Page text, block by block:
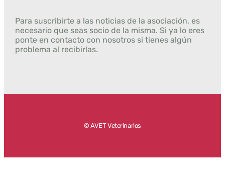
Para suscribirte a las noticias de la asociación, es
necesario que seas socio de la misma. Si ya lo eres
ponte en contacto con nosotros si tienes algún
problema al recibirlas.
© AVET Veterinarios